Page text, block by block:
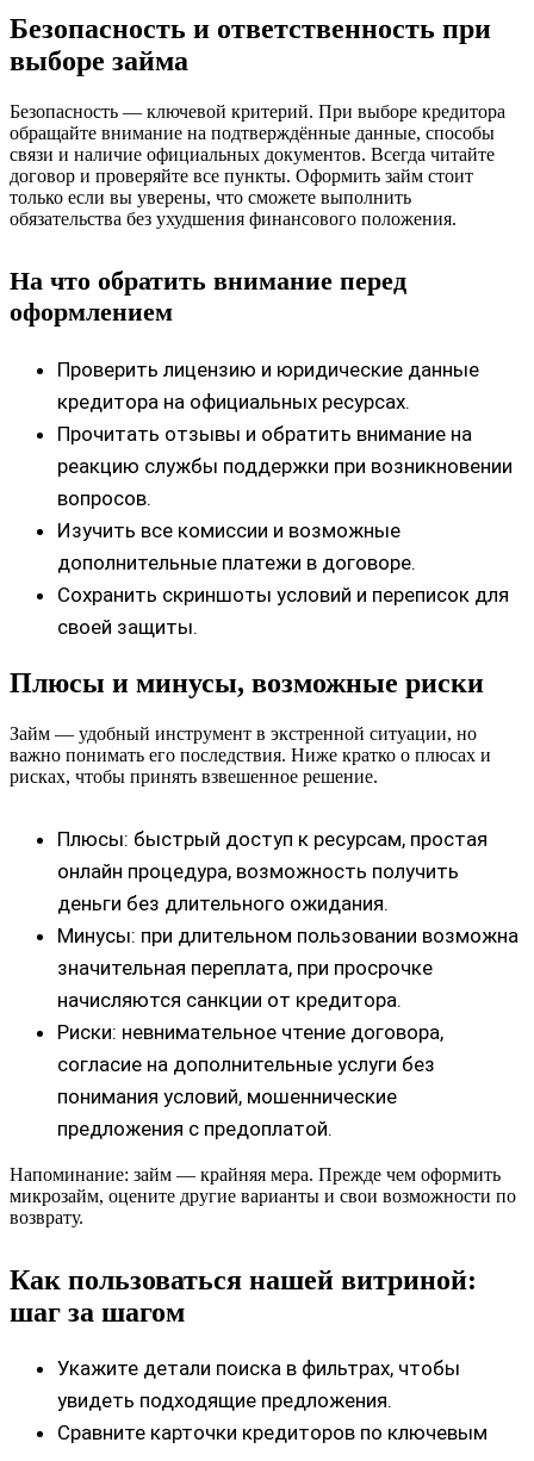
Безопасность и ответственность при
выборе займа
Безопасность — ключевой критерий. При выборе кредитора
обращайте внимание на подтверждённые данные, способы
связи и наличие официальных документов. Всегда читайте
договор и проверяйте все пункты. Оформить займ стоит
только если вы уверены, что сможете выполнить
обязательства без ухудшения финансового положения.
На что обратить внимание перед
оформлением
Проверить лицензию и юридические данные
кредитора на официальных ресурсах.
Прочитать отзывы и обратить внимание на
реакцию службы поддержки при возникновении
вопросов.
Изучить все комиссии и возможные
дополнительные платежи в договоре.
Сохранить скриншоты условий и переписок для
своей защиты.
Плюсы и минусы, возможные риски
Займ — удобный инструмент в экстренной ситуации, но
важно понимать его последствия. Ниже кратко о плюсах и
рисках, чтобы принять взвешенное решение.
Плюсы: быстрый доступ к ресурсам, простая
онлайн процедура, возможность получить
деньги без длительного ожидания.
Минусы: при длительном пользовании возможна
значительная переплата, при просрочке
начисляются санкции от кредитора.
Риски: невнимательное чтение договора,
согласие на дополнительные услуги без
понимания условий, мошеннические
предложения с предоплатой.
Напоминание: займ — крайняя мера. Прежде чем оформить
микрозайм, оцените другие варианты и свои возможности по
возврату.
Как пользоваться нашей витриной:
шаг за шагом
Укажите детали поиска в фильтрах, чтобы
увидеть подходящие предложения.
Сравните карточки кредиторов по ключевым